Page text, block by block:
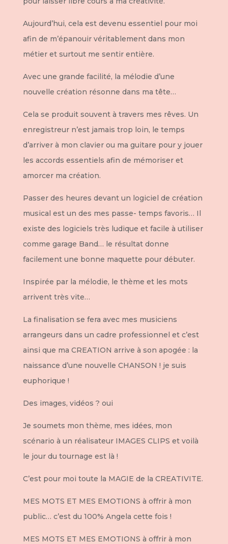
Aujourd’hui, cela est devenu essentiel pour moi
afin de m’épanouir véritablement dans mon
métier et surtout me sentir entière.
Avec une grande facilité, la mélodie d’une
nouvelle création résonne dans ma tête…
Cela se produit souvent à travers mes rêves. Un
enregistreur n’est jamais trop loin, le temps
d’arriver à mon clavier ou ma guitare pour y jouer
les accords essentiels afin de mémoriser et
amorcer ma création.
Passer des heures devant un logiciel de création
musical est un des mes passe- temps favoris… Il
existe des logiciels très ludique et facile à utiliser
comme garage Band… le résultat donne
facilement une bonne maquette pour débuter.
Inspirée par la mélodie, le thème et les mots
arrivent très vite…
La finalisation se fera avec mes musiciens
arrangeurs dans un cadre professionnel et c’est
ainsi que ma CREATION arrive à son apogée : la
naissance d’une nouvelle CHANSON ! je suis
euphorique !
Des images, vidéos ? oui
Je soumets mon thème, mes idées, mon
scénario à un réalisateur IMAGES CLIPS et voilà
le jour du tournage est là !
C’est pour moi toute la MAGIE de la CREATIVITE.
MES MOTS ET MES EMOTIONS à offrir à mon
public… c’est du 100% Angela cette fois !
MES MOTS ET MES EMOTIONS à offrir à mon